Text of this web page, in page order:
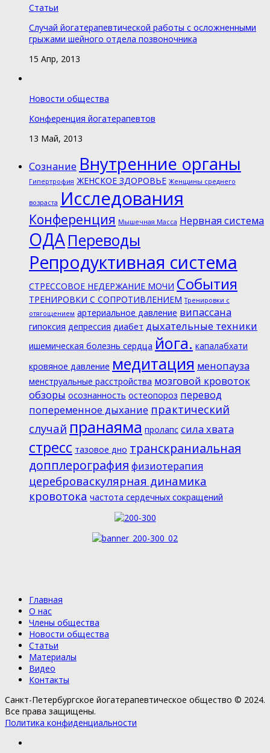
Статьи
Случай йогатерапевтической работы с осложненными
грыжами шейного отдела позвоночника
15 Апр, 2013
Новости общества
Конференция йогатерапевтов
13 Май, 2013
Cознание Внутренние органы
Гипертрофия ЖЕНСКОЕ ЗДОРОВЬЕ Женщины среднего
возраста Исследования
Конференция Мышечная Масса Нервная система
ОДАПереводы
Репродуктивная система
СТРЕССОВОЕ НЕДЕРЖАНИЕ МОЧИ События
ТРЕНИРОВКИ С СОПРОТИВЛЕНИЕМ Тренировки с
отягощением артериальное давление випассана
гипоксия депрессия диабет дыхательные техники
ишемическая болезнь сердца йога. капалабхати
кровяное давление медитация менопауза
менструальные расстройства мозговой кровоток
обзоры осознанность остеопороз перевод
попеременное дыхание практический
случай пранаяма пролапс сила хвата
стресс тазовое дно транскраниальная
допплерография физиотерапия
цереброваскулярная динамика
кровотока частота сердечных сокращений
Главная
О нас
Члены общества
Новости общества
Статьи
Материалы
Видео
Контакты
Санкт-Петербургское йогатерапевтическое общество © 2024.
Все права защищены.
Политика конфиденциальности